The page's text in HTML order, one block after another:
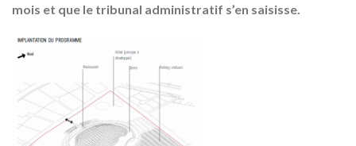
mois et que le tribunal administratif s’en saisisse.